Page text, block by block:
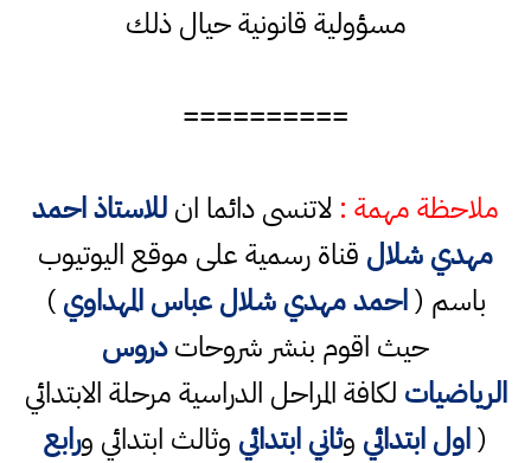
مسؤولية قانونية حيال ذلك
==========
ملاحظة مهمة : لاتنسى دائما انللاستاذ احمد
مهدي شلال قناة رسمية على موقع اليوتيوب
باسم (احمد مهدي شلال عباس المهداوي)
حيث اقوم بنشر شروحاتدروس
الرياضيات لكافة المراحل الدراسية مرحلة الابتدائي
(اول ابتدائي وثاني ابتدائي وثالث ابتدائي ورابع